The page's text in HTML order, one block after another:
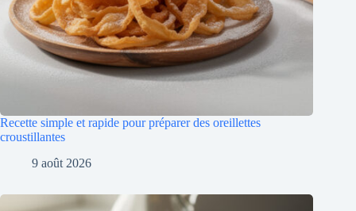
Recette simple et rapide pour préparer des oreillettes
croustillantes
9 août 2026